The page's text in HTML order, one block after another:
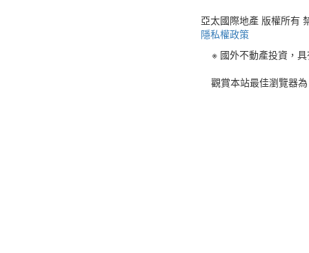
亞太國際地產 版權所有
隱私權政策
※ 國外不動產投資，
觀賞本站最佳瀏覽器